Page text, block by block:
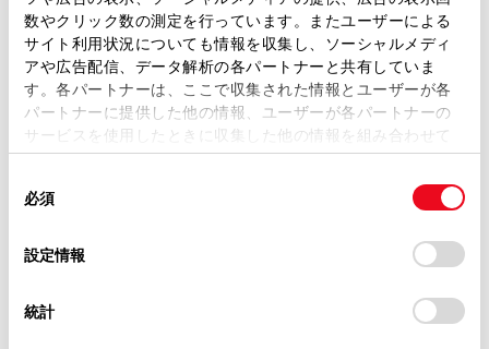
数やクリック数の測定を行っています。またユーザーによる
サイト利用状況についても情報を収集し、ソーシャルメディ
アや広告配信、データ解析の各パートナーと共有していま
す。各パートナーは、ここで収集された情報とユーザーが各
パートナーに提供した他の情報、ユーザーが各パートナーの
サービスを使用したときに収集した他の情報を組み合わせて
使用することがあります。当ウェブサイトの使用を続行する
デバイスにすべてのCookie(クッキー)が保存されることに同
意したことになります。Cookie(クッキー)のオプトアウト、
設定の変更、同意を撤回したりするにあたっては、当社の
「Cookie（クッキー）情報の取り扱いについて
」をご覧くだ
必須
設定情報
統計
キーレス
：ｽﾏｰﾄｷ-
リモコンスターター
ETC